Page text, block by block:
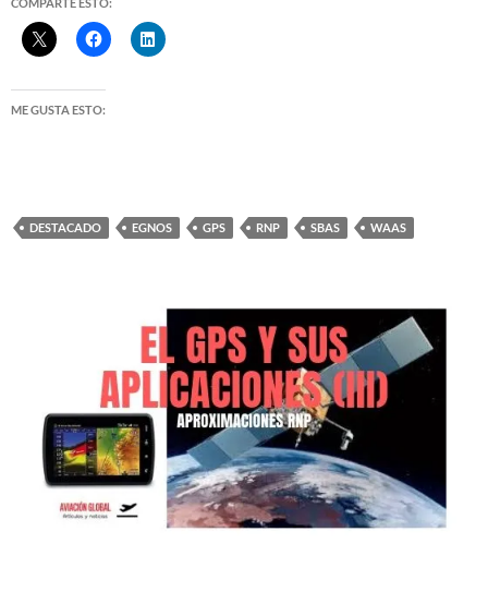
ME GUSTA ESTO:
DESTACADO EGNOS GPS RNP SBAS WAAS